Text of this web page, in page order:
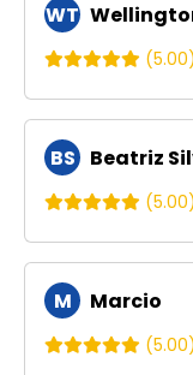
WT
(5.00)
BS Beatriz
(5.00)
M Marcio
(5.00)